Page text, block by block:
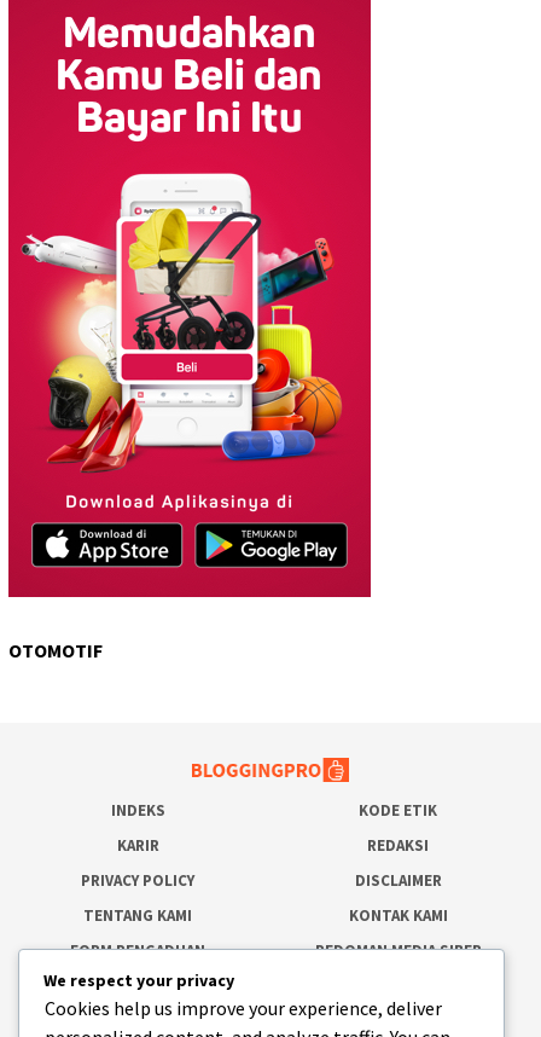
OTOMOTIF
INDEKS
KODE ETIK
KARIR
REDAKSI
PRIVACY POLICY
DISCLAIMER
TENTANG KAMI
KONTAK KAMI
FORM PENGADUAN
PEDOMAN MEDIA SIBER
SOCIAL NETWORK
We respect your privacy
Cookies help us improve your experience, deliver